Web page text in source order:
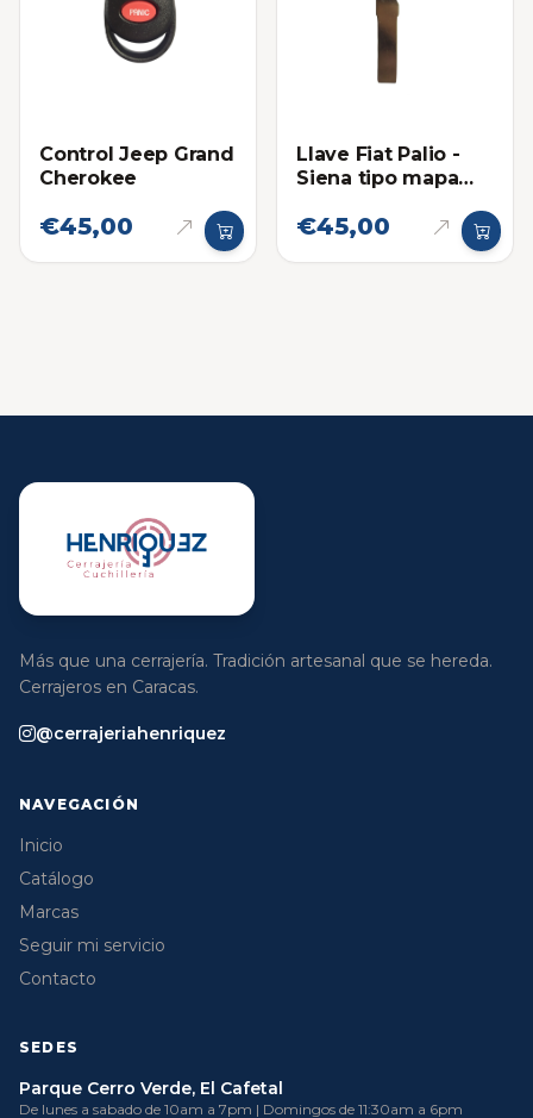
Control Jeep Grand
Cherokee
€45,00
Llave Fiat Palio -
Siena tipo mapa
€45,00
Más que una cerrajería. Tradición artesanal que se hereda.
Cerrajeros en Caracas.
@cerrajeriahenriquez
NAVEGACIÓN
Inicio
Catálogo
Marcas
Seguir mi servicio
Contacto
SEDES
Parque Cerro Verde, El Cafetal
De lunes a sabado de 10am a 7pm | Domingos de 11:30am a 6pm